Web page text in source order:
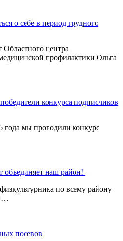
о себе в период грудного
Областного центра
профилактики Ольга
конкурса подписчиков
года мы проводили конкурс
объединяет наш район!
по всему району
посевов